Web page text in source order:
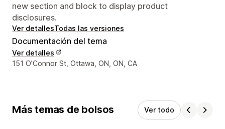
new section and block to display product
disclosures.
Ver detallesTodas las versiones
Documentación del tema
Ver detalles
Detalles de contacto del diseñador
151 O’Connor St, Ottawa, ON, ON, CA
Más temas de bolsos Ver todo